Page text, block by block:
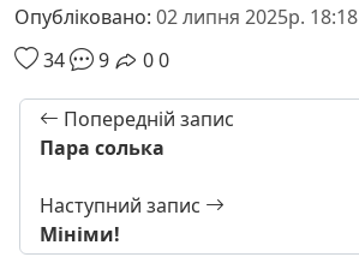
Опубліковано: 02 липня 2025р. 18:18
34
9 00
Попередній запис
Пара солька
Наступний запис
Мініми!